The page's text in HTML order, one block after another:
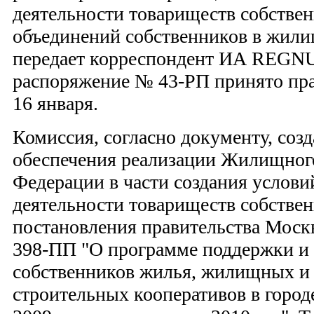
деятельности товариществ
объединений собственников в
передает корреспондент ИА
распоряжение № 43-РП принято
16 января.
Комиссия, согласно документу,
обеспечения реализации
Федерации в части создания
деятельности товариществ
постановления правительства
398-ПП "О программе поддержки и
собственников жилья, жилищных
строительных кооперативов в